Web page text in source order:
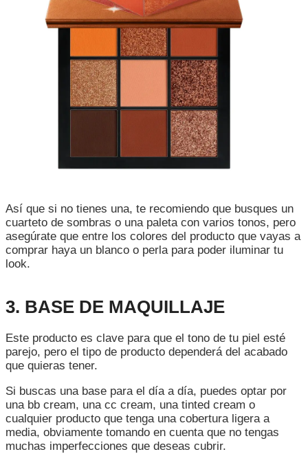
Así que si no tienes una, te recomiendo que busques un
cuarteto de sombras o una paleta con varios tonos, pero
asegúrate que entre los colores del producto que vayas a
comprar haya un blanco o perla para poder iluminar tu
look.
3. BASE DE MAQUILLAJE
Este producto es clave para que el tono de tu piel esté
parejo, pero el tipo de producto dependerá del acabado
que quieras tener.
Si buscas una base para el día a día, puedes optar por
una bb cream, una cc cream, una tinted cream o
cualquier producto que tenga una cobertura ligera a
media, obviamente tomando en cuenta que no tengas
muchas imperfecciones que deseas cubrir.